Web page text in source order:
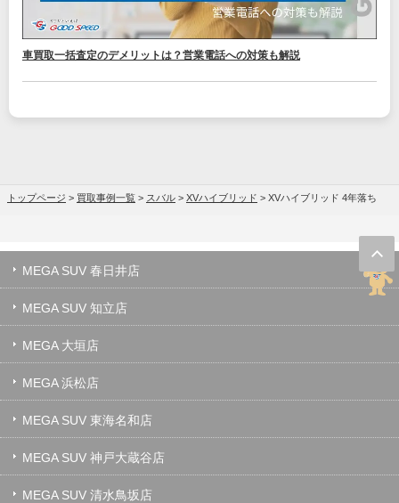
車買取一括査定のデメリットは？営業電話への対策も解説
トップページ > 買取事例一覧 > スバル > XVハイブリッド > XVハイブリッド 4年落ち
MEGA SUV 春日井店
MEGA SUV 知立店
MEGA 大垣店
MEGA 浜松店
MEGA SUV 東海名和店
MEGA SUV 神戸大蔵谷店
MEGA SUV 清水鳥坂店